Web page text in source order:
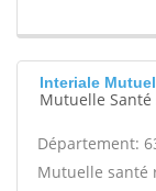
Interiale
Mutuelle Santé
Département:
Mutuelle santé